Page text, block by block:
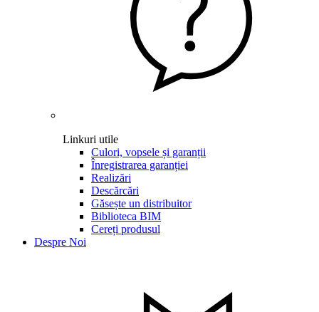
Linkuri utile
Culori, vopsele și garanții
Înregistrarea garanției
Realizări
Descărcări
Găsește un distribuitor
Biblioteca BIM
Cereți produsul
Despre Noi